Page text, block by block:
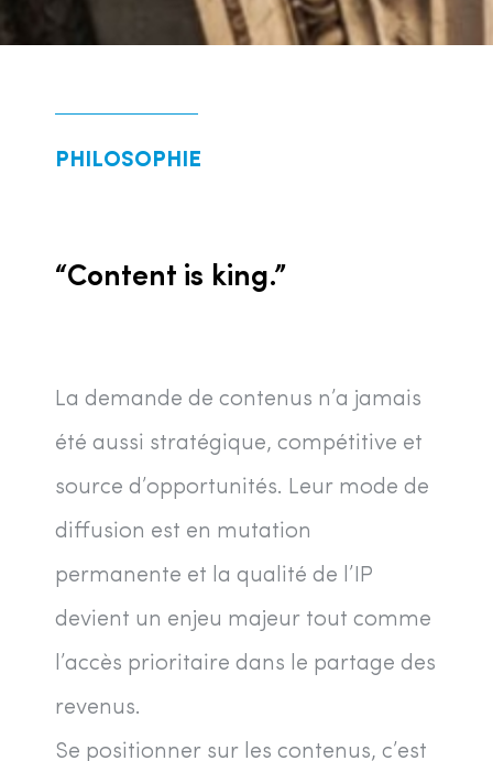
PHILOSOPHIE
“Content is king.”
La demande de contenus n’a jamais
été aussi stratégique, compétitive et
source d’opportunités. Leur mode de
diffusion est en mutation
permanente et la qualité de l’IP
devient un enjeu majeur tout comme
l’accès prioritaire dans le partage des
revenus.
Se positionner sur les contenus, c’est